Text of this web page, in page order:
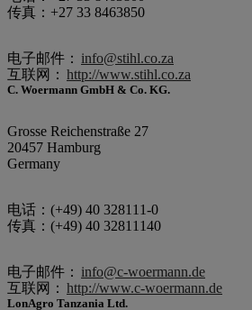
传真：+27 33 8463850
电子邮件： info@stihl.co.za
互联网： http://www.stihl.co.za
C. Woermann GmbH & Co. KG.
Grosse Reichenstraße 27
20457 Hamburg
Germany
电话：(+49) 40 328111-0
传真：(+49) 40 32811140
电子邮件： info@c-woermann.de
互联网： http://www.c-woermann.de
LonAgro Tanzania Ltd.